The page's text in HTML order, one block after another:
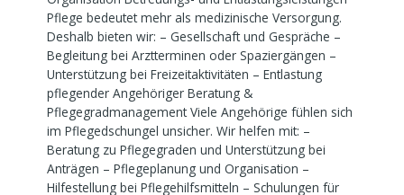
Pflege bedeutet mehr als medizinische Versorgung.
Deshalb bieten wir: – Gesellschaft und Gespräche –
Begleitung bei Arztterminen oder Spaziergängen –
Unterstützung bei Freizeitaktivitäten – Entlastung
pflegender Angehöriger Beratung &
Pflegegradmanagement Viele Angehörige fühlen sich
im Pflegedschungel unsicher. Wir helfen mit: –
Beratung zu Pflegegraden und Unterstützung bei
Anträgen – Pflegeplanung und Organisation –
Hilfestellung bei Pflegehilfsmitteln – Schulungen für